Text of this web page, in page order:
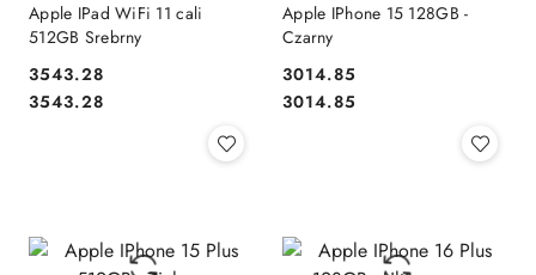
Apple IPad WiFi 11 cali
512GB Srebrny
Cena:
3543.28
Cena:
3543.28
Apple IPhone 15 128GB -
Czarny
Cena:
3014.85
Cena:
3014.85